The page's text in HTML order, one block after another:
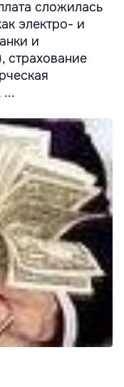
сложилась
электро- и
и
страхование
...